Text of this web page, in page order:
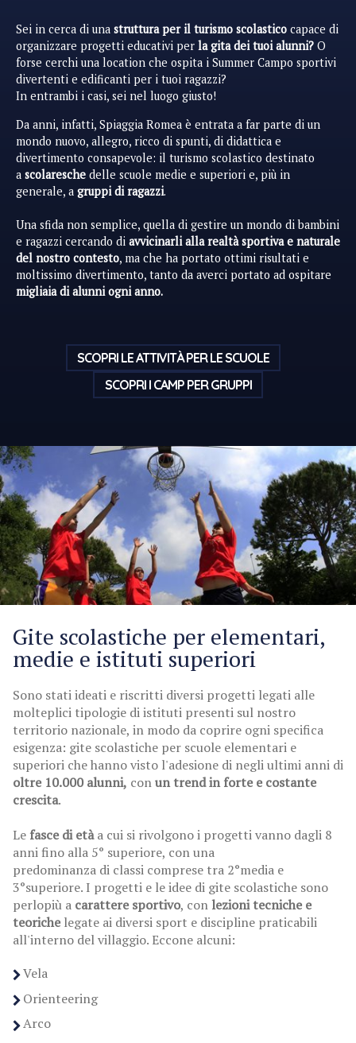
Sei in cerca di una struttura per il turismo scolastico capace di
organizzare progetti educativi per la gita dei tuoi alunni? O
forse cerchi una location che ospita i Summer Campo sportivi
divertenti e edificanti per i tuoi ragazzi?
In entrambi i casi, sei nel luogo giusto!
Da anni, infatti, Spiaggia Romea è entrata a far parte di un
mondo nuovo, allegro, ricco di spunti, di didattica e
divertimento consapevole: il turismo scolastico destinato
a scolaresche delle scuole medie e superiori e, più in
generale, a gruppi di ragazzi.
Una sfida non semplice, quella di gestire un mondo di bambini
e ragazzi cercando di avvicinarli alla realtà sportiva e naturale
del nostro contesto, ma che ha portato ottimi risultati e
moltissimo divertimento, tanto da averci portato ad ospitare
migliaia di alunni ogni anno.
SCOPRI LE ATTIVITÀ PER LE SCUOLE
SCOPRI I CAMP PER GRUPPI
Gite scolastiche per elementari,
medie e istituti superiori
Sono stati ideati e riscritti diversi progetti legati alle
molteplici tipologie di istituti presenti sul nostro
territorio nazionale, in modo da coprire ogni specifica
esigenza: gite scolastiche per scuole elementari e
superiori che hanno visto l'adesione di negli ultimi anni di
oltre 10.000 alunni, conun trend in forte e costante
crescita.
Lefasce di etàa cui si rivolgono i progetti vanno dagli 8
anni fino alla 5° superiore, con una
predominanza di classi comprese tra 2°media e
3°superiore. I progetti e le idee di gite scolastiche sono
perlopiù a carattere sportivo, conlezioni tecniche e
teorichelegate ai diversi sport e discipline praticabili
all'interno del villaggio. Eccone alcuni:
Vela
Orienteering
Arco